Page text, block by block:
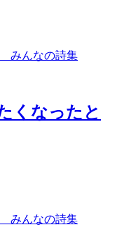
みんなの詩集
くなったと
みんなの詩集